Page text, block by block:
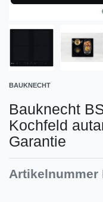
BAUKNECHT
Bauknecht
Kochfeld
Garantie
Artikelnummer